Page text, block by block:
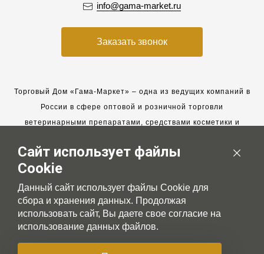
info@gama-market.ru
Заказать звонок
Торговый Дом «Гама-Маркет» – одна из ведущих компаний в
России в сфере оптовой и розничной торговли
ветеринарными препаратами, средствами косметики и
Мы работаем с 2005 года. Мы приглашаем к сотрудничеству
новых клиентов и всегда рассчитываем на взаимовыгодные,
долгосрочные партнерские отношения.
Сайт использует файлы
Cookie
Данный сайт использует файлы Cookie для
сбора и хранения данных. Продолжая
использовать сайт, Вы даете свое согласие на
использование данных файлов.